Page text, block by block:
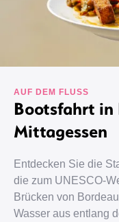
AUF DEM FLUSS
Bootsfahrt in
Mittagessen
Entdecken Sie die
die zum UNESCO-
Brücken von
Wasser aus entlang